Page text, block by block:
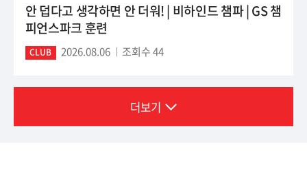
안 덥다고 생각하면 안 더워! | 비하인드 챔파 | GS 챔
피언스파크 훈련
CLUB 2026.08.06 조회수 44
더보기